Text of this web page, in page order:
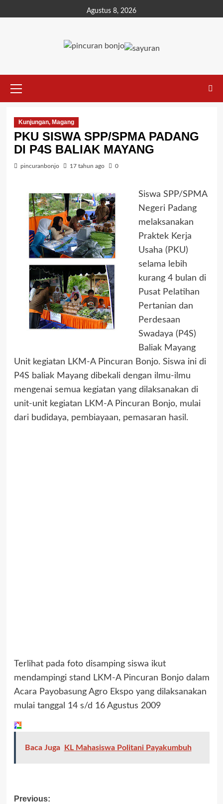
Agustus 8, 2026
Kunjungan, Magang
PKU SISWA SPP/SPMA PADANG
DI P4S BALIAK MAYANG
pincuranbonjo 17 tahun ago 0
Siswa SPP/SPMA
Negeri Padang
melaksanakan
Praktek Kerja
Usaha (PKU)
selama lebih
kurang 4 bulan di
Pusat Pelatihan
Pertanian dan
Perdesaan
Swadaya (P4S)
Baliak Mayang
Unit kegiatan LKM-A Pincuran Bonjo. Siswa ini di
P4S baliak Mayang dibekali dengan ilmu-ilmu
mengenai semua kegiatan yang dilaksanakan di
unit-unit kegiatan LKM-A Pincuran Bonjo, mulai
dari budidaya, pembiayaan, pemasaran hasil.
Terlihat pada foto disamping siswa ikut
mendampingi stand LKM-A Pincuran Bonjo dalam
Acara Payobasung Agro Ekspo yang dilaksanakan
mulai tanggal 14 s/d 16 Agustus 2009
Baca Juga KL Mahasiswa Politani Payakumbuh
Previous: